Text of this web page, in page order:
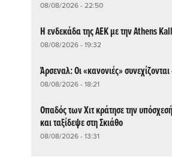
08/08/2026 - 22:50
Η ενδεκάδα της ΑΕΚ με την Athens
08/08/2026 - 19:32
Άρσεναλ: Οι «κανονιές»
08/08/2026 - 18:21
Οπαδός των Χιτ κράτησε την
και ταξίδεψε στη Σκιάθο
08/08/2026 - 13:31